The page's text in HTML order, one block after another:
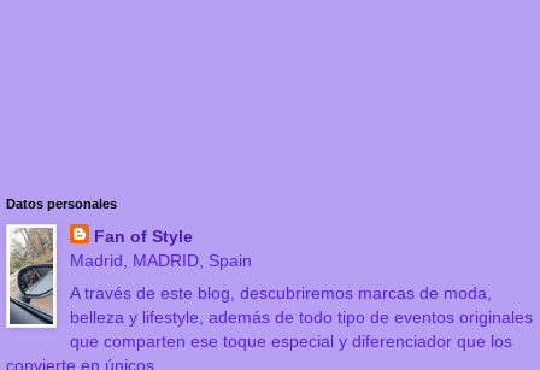
Datos personales
Fan of Style
Madrid, MADRID, Spain
A través de este blog, descubriremos marcas de moda,
belleza y lifestyle, además de todo tipo de eventos originales
que comparten ese toque especial y diferenciador que los
convierte en únicos.